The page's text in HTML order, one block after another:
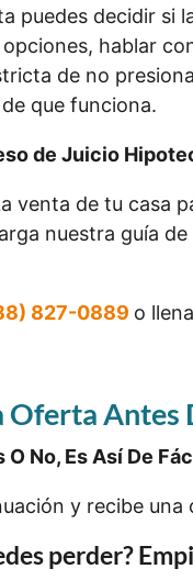
puedes decidir si
hablar
de no
que funciona.
de Juicio
venta de tu casa
nuestra guía de
827-0889 o
Oferta Antes
No, Es Así De
y recibe una
perder?